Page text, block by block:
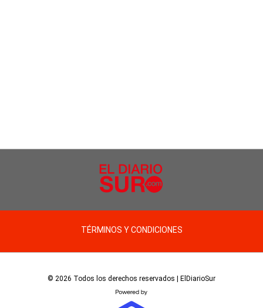
TÉRMINOS Y CONDICIONES
© 2026 Todos los derechos reservados | ElDiarioSur